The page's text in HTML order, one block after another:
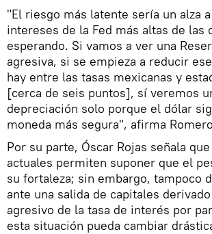
"El riesgo más latente sería un alza
intereses de la Fed más altas de las
esperando. Si vamos a ver una
agresiva, si se empieza a reducir
hay entre las tasas mexicanas y
[cerca de seis puntos], sí veremos
depreciación solo porque el dólar
moneda más segura", afirma
Por su parte, Óscar Rojas señala
actuales permiten suponer que el
su fortaleza; sin embargo, tampoco
ante una salida de capitales
agresivo de la tasa de interés por
esta situación pueda cambiar